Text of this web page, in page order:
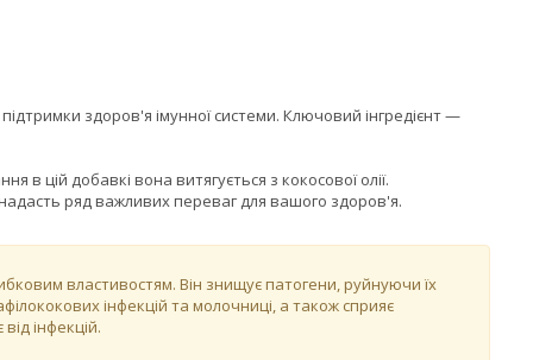
здоров'я імунної системи. Ключовий інгредієнт —
цій добавкі вона витягується з кокосової олії.
ряд важливих переваг для вашого здоров'я.
властивостям. Він знищує патогени, руйнуючи їх
інфекцій та молочниці, а також сприяє
інфекцій.